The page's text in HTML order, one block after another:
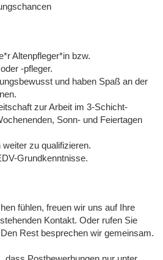
Altenpfleger*in bzw.
-pfleger.
und haben Spaß an der
zur Arbeit im 3-Schicht-
Sonn- und Feiertagen
zu qualifizieren.
Grundkenntnisse.
fühlen, freuen wir uns auf Ihre
Kontakt. Oder rufen Sie
Rest besprechen wir gemeinsam.